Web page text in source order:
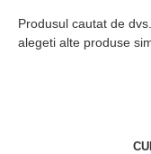
Produsul cautat de
alegeti alte produse